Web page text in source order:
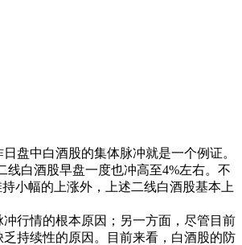
盘中白酒股的集体脉冲就是一个例证。
白酒股早盘一度也冲高至4%左右。不
小幅的上涨外，上述二线白酒股基本上
行情的根本原因；另一方面，尽管目前
持续性的原因。目前来看，白酒股的防